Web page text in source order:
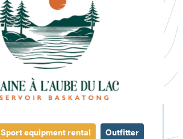
Sport equipment rental Outfitter